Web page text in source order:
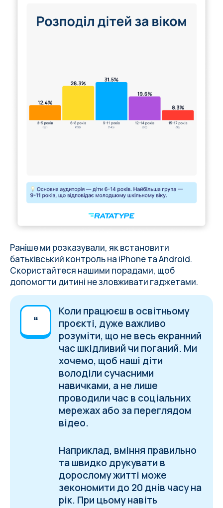
Раніше ми розказували, як встановити
батьківський контроль на iPhone та Android.
Скористайтеся нашими порадами, щоб
допомогти дитині не зловживати гаджетами.
Коли працюєш в освітньому
проєкті, дуже важливо
розуміти, що не весь екранний
час шкідливий чи поганий. Ми
хочемо, щоб наші діти
володіли сучасними
навичками, а не лише
проводили час в соціальних
мережах або за переглядом
відео.
Наприклад, вміння правильно
та швидко друкувати в
дорослому житті може
зекономити до 20 днів часу на
рік. При цьому навіть